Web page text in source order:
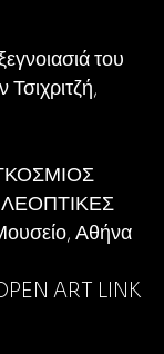
του
Αθήνα
ART LINK